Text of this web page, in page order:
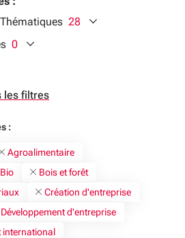
Thématiques 28
filtres sélectionnés
0
sélectionnés
les filtres
:
Agroalimentaire
Bio
Bois et forêt
Création d'entreprise
Développement d'entreprise
international